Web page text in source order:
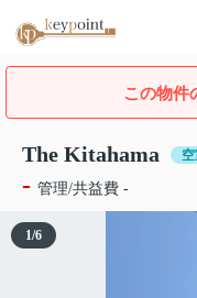
この物件
The Kitahama
- 管理/共益費 -
1/6